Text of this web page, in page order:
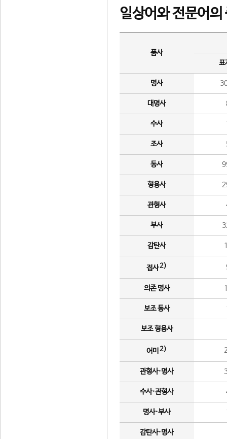
일상어와 전문어의
품사
표
명사
대명사
수사
조사
동사
형용사
관형사
부사
감탄사
접사2)
의존 명사
보조 동사
보조 형용사
어미 2)
관형사·명사
수사·관형사
명사·부사
감탄사·명사